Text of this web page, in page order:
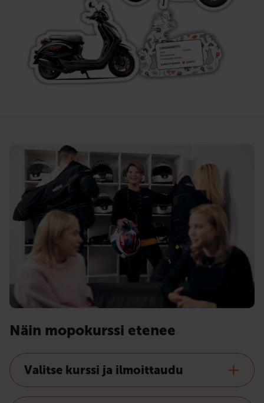
Näin mopokurssi etenee
Valitse kurssi ja ilmoittaudu